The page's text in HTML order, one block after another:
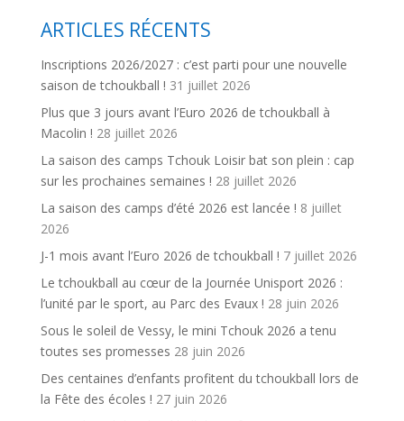
ARTICLES RÉCENTS
Inscriptions 2026/2027 : c’est parti pour une nouvelle
saison de tchoukball ! 31 juillet 2026
Plus que 3 jours avant l’Euro 2026 de tchoukball à
Macolin ! 28 juillet 2026
La saison des camps Tchouk Loisir bat son plein : cap
sur les prochaines semaines ! 28 juillet 2026
La saison des camps d’été 2026 est lancée ! 8 juillet
2026
J-1 mois avant l’Euro 2026 de tchoukball ! 7 juillet 2026
Le tchoukball au cœur de la Journée Unisport 2026 :
l’unité par le sport, au Parc des Evaux ! 28 juin 2026
Sous le soleil de Vessy, le mini Tchouk 2026 a tenu
toutes ses promesses 28 juin 2026
Des centaines d’enfants profitent du tchoukball lors de
la Fête des écoles ! 27 juin 2026